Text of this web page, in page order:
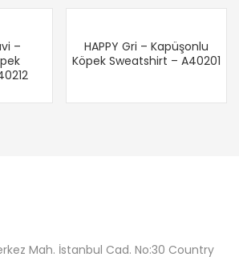
–
HAPPY Gri – Kapüşonlu
Köpek Sweatshirt – A40201
Mah. İstanbul Cad. No:30 Country